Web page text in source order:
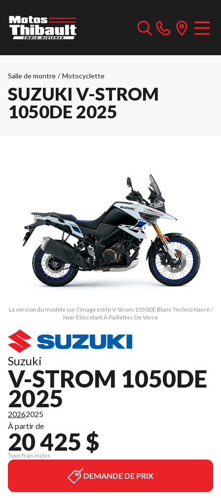
Salle de montre / Motocyclette
SUZUKI V-STROM
1050DE 2025
La version du modèle sur l'image est le V-Strom 1050DE Blanc Techno Nacré /
Noir Étincelant À Paillettes De Verre
Suzuki
V-STROM 1050DE
2025
20262025
À partir de
20 425 $
Tous frais inclus
DEMANDE DE PRIX